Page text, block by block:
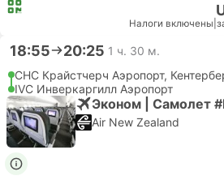
Налоги включены
18:55 20:25 1 ч. 30 м.
CHC Крайстчерч Аэропорт,
IVC Инверкаргилл Аэропорт
Эконом | Самолет
Air New Zealand